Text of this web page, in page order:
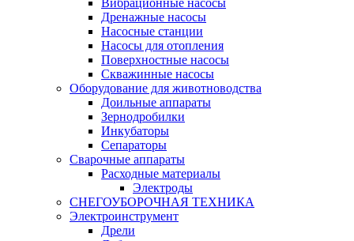
Вибрационные насосы
Дренажные насосы
Насосные станции
Насосы для отопления
Поверхностные насосы
Скважинные насосы
Оборудование для животноводства
Доильные аппараты
Зернодробилки
Инкубаторы
Сепараторы
Сварочные аппараты
Расходные материалы
Электроды
СНЕГОУБОРОЧНАЯ ТЕХНИКА
Электроинструмент
Дрели